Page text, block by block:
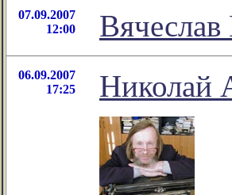
07.09.2007
12:00
06.09.2007
17:25
Николай